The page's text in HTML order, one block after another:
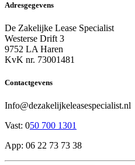
Adresgegevens
De Zakelijke Lease Specialist
Westerse Drift 3
9752 LA Haren
KvK nr. 73001481
Contactgevens
Info@dezakelijkeleasespecialist.nl
Vast: 050 700 1301
App: 06 22 73 73 38